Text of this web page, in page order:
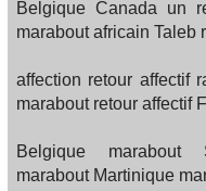
Belgique Canada un
marabout africain Taleb
affection retour affectif
marabout retour affectif
Belgique marabout
marabout Martinique